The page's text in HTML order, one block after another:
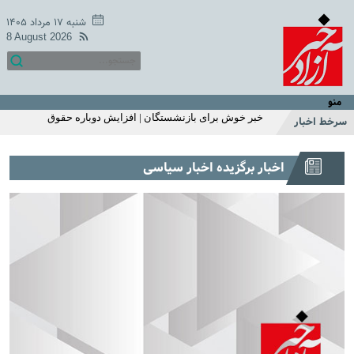
شنبه ۱۷ مرداد ۱۴۰۵
8 August 2026
منو
سرخط اخبار
افزایش حقوق بازنشستگان در دو سطح و مبلغ متفاوت +
اگر زیاد می خوابید حتما بخوانید | ۱۱ بلای مرگبار خواب زیاد که
متناسب سازی حقوق بازنشستگان و مستمری بگیران اعلام شد
خبر خوش برای بازنشستگان | افزایش دوباره حقوق
استارت واریز یارانه نقدی با تغییرات اضافه 1 میلیونی برای این
خانوارها | واریز یارانه نقدی مرحله ای شد | استعلام آخرین
وضعیت دهک بندی و مبلغ یارانه با کدملی
شارژ 2/200/000 تومانی حساب یارانه نقدی خانوار تک فرزند با
این شرط | استارت واریز یارانه نقدی اردیبهشت ماه از این
هفته | این خانوارها این ماه یارانه اضافی می گیرند
یارانه ۱ میلیون تومانی فجرانه
قول عجیب جواد خیابانی به مارادونا | جواد خیابانی: مصاحبه
مارادونا بعد از مرگ من منتشر می‌شود +فیلم
عکس منوچهر هادی از لشکر فامیلا | سلفی خاص منوچهر هادی
اخبار برگزیده اخبار سیاسی